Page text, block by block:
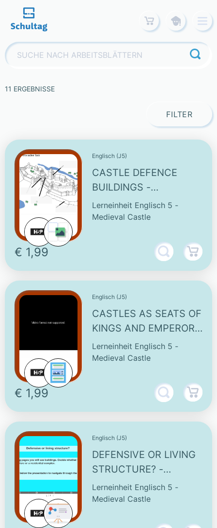
content
Suchen
nach:
11 ERGEBNISSE
FILTER
Englisch (J5)
CASTLE DEFENCE
BUILDINGS -
INTERACTIVE TASK
Lerneinheit Englisch 5 -
Medieval Castle
€ 1,99
Englisch (J5)
CASTLES AS SEATS OF
KINGS AND EMPERORS
- INTERACTIVE VIDEO
Lerneinheit Englisch 5 -
Medieval Castle
€ 1,99
Englisch (J5)
DEFENSIVE OR LIVING
STRUCTURE? -
INTERACTIVE TASK
Lerneinheit Englisch 5 -
Medieval Castle